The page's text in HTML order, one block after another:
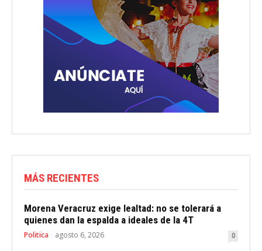
MÁS RECIENTES
Morena Veracruz exige lealtad: no se tolerará a
quienes dan la espalda a ideales de la 4T
Politica agosto 6, 2026 0